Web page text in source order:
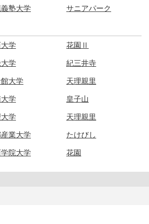
義塾大学 サニアパーク
学 花園Ⅱ
学 紀三井寺
大学 天理親里
学 皇子山
学 天理親里
業大学 たけびし
院大学 花園